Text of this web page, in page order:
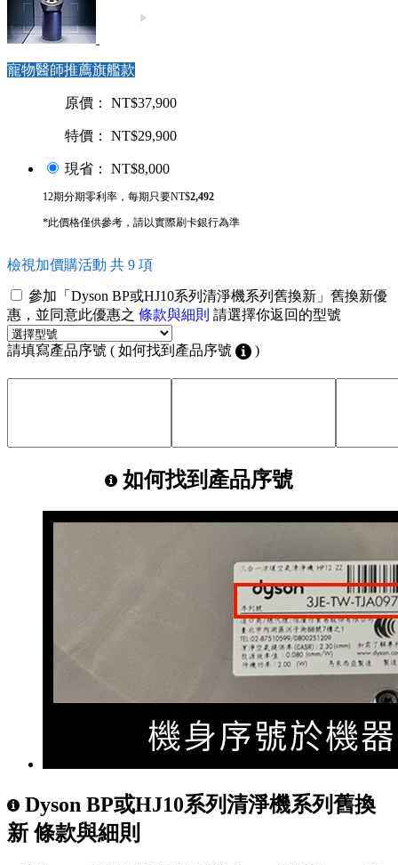
寵物醫師推薦旗艦款
原價： NT$37,900
特價： NT$29,900
現省： NT$8,000
12期分期零利率，每期只要NT$2,492
*此價格僅供參考，請以實際刷卡銀行為準
檢視加價購活動 共 9 項
參加「Dyson BP或HJ10系列清淨機系列舊換新」舊換新優
惠，並同意此優惠之 條款與細則 請選擇你返回的型號
請填寫產品序號 ( 如何找到產品序號 )
如何找到產品序號
Dyson BP或HJ10系列清淨機系列舊換
新 條款與細則